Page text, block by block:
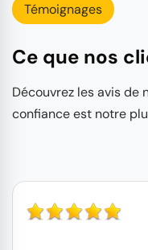
Témoignages
Ce que nos
Découvrez les avis de
confiance est notre